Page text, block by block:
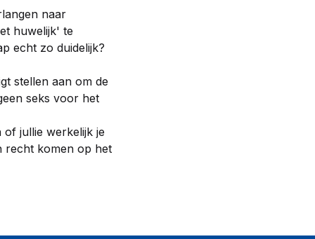
naar
huwelijk' te
echt zo duidelijk?
stellen aan om de
seks voor het
jullie werkelijk je
recht komen op het